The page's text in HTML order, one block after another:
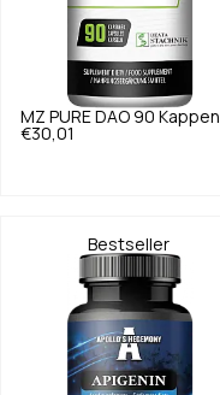
MZ PURE DAO 90 Kappen.
€30,01
Bestseller